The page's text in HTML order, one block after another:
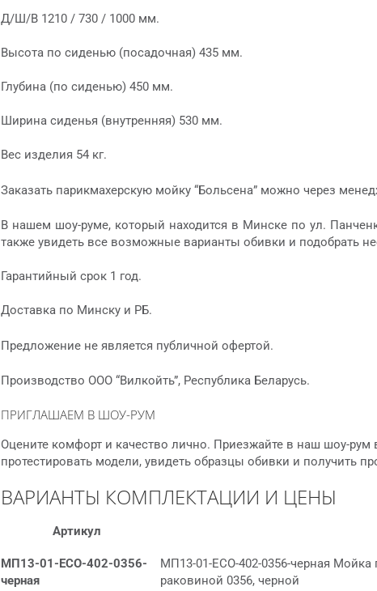
Д/Ш/В 1210 / 730 / 1000 мм.
Высота по сиденью (посадочная) 435 мм.
Глубина (по сиденью) 450 мм.
Ширина сиденья (внутренняя) 530 мм.
Вес изделия 54 кг.
Заказать парикмахерскую мойку “Больсена” можно через
В нашем шоу-руме, который находится в Минске по ул.
также увидеть все возможные варианты обивки и подобрать
Гарантийный срок 1 год.
Доставка по Минску и РБ.
Предложение не является публичной офертой.
Производство ООО “Вилкойть”, Республика Беларусь.
ПРИГЛАШАЕМ В ШОУ-РУМ
Оцените комфорт и качество лично. Приезжайте в наш шоу-рум
протестировать модели, увидеть образцы обивки и получить
ВАРИАНТЫ КОМПЛЕКТАЦИИ И ЦЕНЫ
Артикул
МП13-01-ECO-402-0356-
черная
МП13-01-ECO-402-0356-черная
раковиной 0356, черной